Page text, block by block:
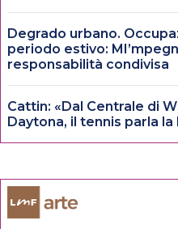
Degrado urbano.
periodo estivo:
responsabilità condivisa
Cattin: «Dal Centrale di
Daytona, il tennis parla la